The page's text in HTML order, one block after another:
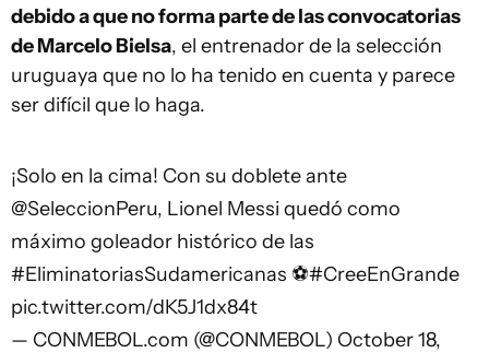
debido a que no forma parte de las convocatorias
de Marcelo Bielsa, el entrenador de la selección
uruguaya que no lo ha tenido en cuenta y parece
ser difícil que lo haga.
¡Solo en la cima! Con su doblete ante
@SeleccionPeru, Lionel Messi quedó como
máximo goleador histórico de las
#EliminatoriasSudamericanas ⚽️#CreeEnGrande
pic.twitter.com/dK5J1dx84t
— CONMEBOL.com (@CONMEBOL) October 18,